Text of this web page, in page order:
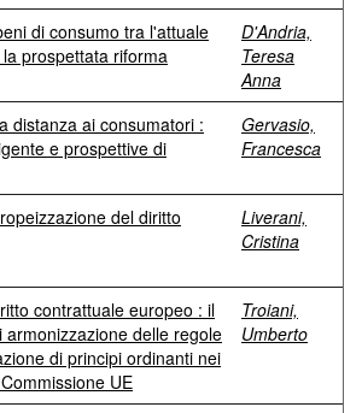
di consumo tra l'attuale
prospettata riforma
D'Andria,
Teresa
Anna
distanza ai consumatori :
e prospettive di
Gervasio,
Francesca
del diritto
Liverani,
Cristina
contrattuale europeo : il
armonizzazione delle regole
di principi ordinanti nei
UE
Troiani,
Umberto